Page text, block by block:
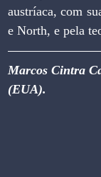
austríaca, com
e North, e pela
Marcos Cintra
(EUA).